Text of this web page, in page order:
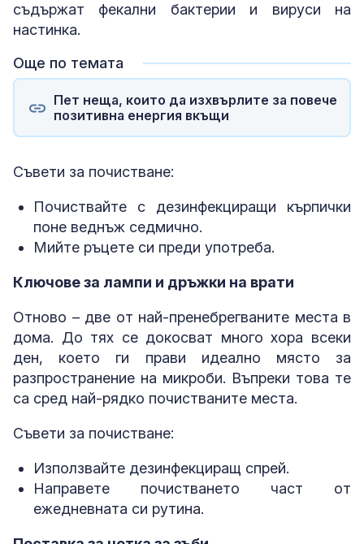
съдържат фекални бактерии и вируси на
настинка.
Още по темата
Пет неща, които да изхвърлите за повече
позитивна енергия вкъщи
Съвети за почистване:
Почиствайте с дезинфекциращи кърпички
поне веднъж седмично.
Мийте ръцете си преди употреба.
Ключове за лампи и дръжки на врати
Отново – две от най-пренебрегваните места в
дома. До тях се докосват много хора всеки
ден, което ги прави идеално място за
разпространение на микроби. Въпреки това те
са сред най-рядко почистваните места.
Съвети за почистване:
Използвайте дезинфекциращ спрей.
Направете почистването част от
ежедневната си рутина.